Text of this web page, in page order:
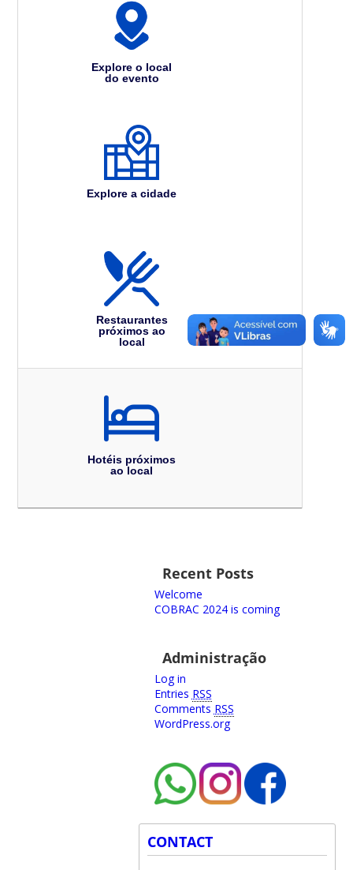
Explore o local
do evento
Explore a cidade
Restaurantes
próximos ao
local
Hotéis próximos
ao local
Recent Posts
Welcome
COBRAC 2024 is coming
Administração
Log in
Entries RSS
Comments RSS
WordPress.org
CONTACT